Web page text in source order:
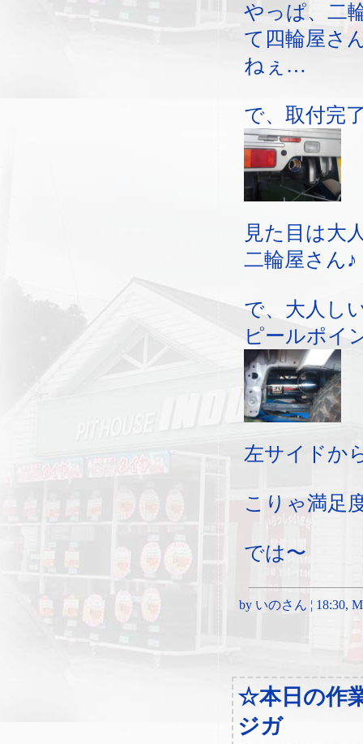
やっぱ、二
て四輪屋さ
ねぇ…
で、取付完
見た目は大
二輪屋さん♪
で、大人し
ピールポ
左サイドか
こりゃ満足
では〜
by いのさん ¦ 18:30,
☆本日の作
ジガ